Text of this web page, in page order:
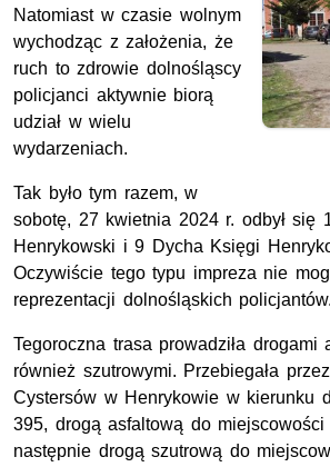
Natomiast w czasie wolnym
wychodząc z założenia, że
ruch to zdrowie dolnośląscy
policjanci aktywnie biorą
udział w wielu
wydarzeniach.
Tak było tym razem, w
sobotę, 27 kwietnia 2024 r. odbył się
Henrykowski i 9 Dycha Księgi
Oczywiście tego typu impreza nie
reprezentacji dolnośląskich policjantów.
Tegoroczna trasa prowadziła drogami
również szutrowymi. Przebiegała
Cystersów w Henrykowie w kierunku
395, drogą asfaltową do miejscowości
następnie drogą szutrową do